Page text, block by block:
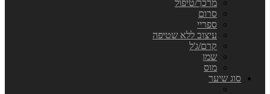
מרכך/טיפול
סרום
ספריי
עיצוב ללא שטיפה
קרם/ג'ל
שמן
מוס
סוג שיער